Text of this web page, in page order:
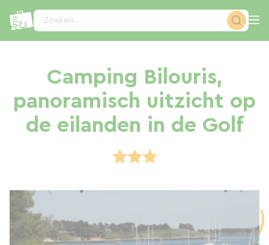
Zoeken...
Camping Bilouris,
panoramisch uitzicht op
de eilanden in de Golf
Cookies beheer paneel